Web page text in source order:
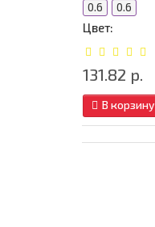
0.6 0.6
Цвет:
131.82 р.
В корзину